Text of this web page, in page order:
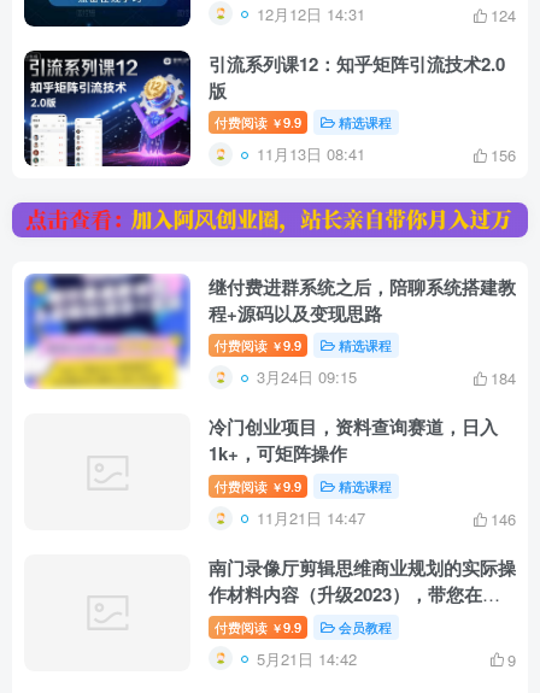
12月12日 14:31 124
引流系列课12：知乎矩阵引流技术2.0
版
付费阅读 ￥9.9 精选课程
11月13日 08:41 156
继付费进群系统之后，陪聊系统搭建教
程+源码以及变现思路
付费阅读 ￥9.9 精选课程
3月24日 09:15 184
冷门创业项目，资料查询赛道，日入
1k+，可矩阵操作
付费阅读 ￥9.9 精选课程
11月21日 14:47 146
南门录像厅剪辑思维商业规划的实际操
作材料内容（升级2023），带您在时
间线上剪出各种电影
付费阅读 ￥9.9 会员教程
5月21日 14:42 9